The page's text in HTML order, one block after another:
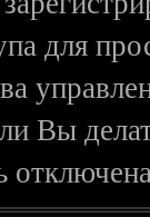
для
Вы